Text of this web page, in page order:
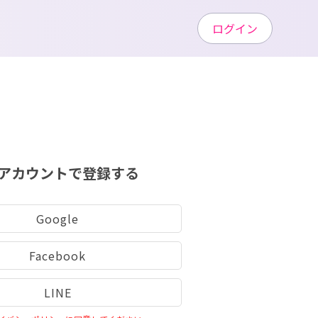
カウントで登録する
Google
Facebook
LINE
ログイン